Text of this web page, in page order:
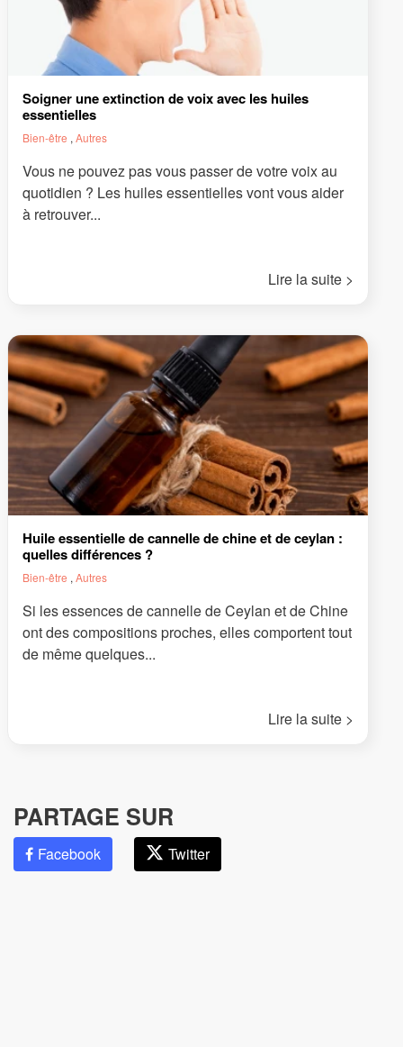
Soigner une extinction de voix avec les huiles
essentielles
Bien-être , Autres
Vous ne pouvez pas vous passer de votre voix au
quotidien ? Les huiles essentielles vont vous aider
à retrouver...
Lire la suite >
Huile essentielle de cannelle de chine et de ceylan :
quelles différences ?
Bien-être , Autres
Si les essences de cannelle de Ceylan et de Chine
ont des compositions proches, elles comportent tout
de même quelques...
Lire la suite >
PARTAGE SUR
Facebook Twitter